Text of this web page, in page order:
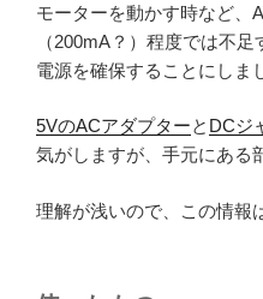
モーターを動かす時など、
（200mA？）程度では不
電源を確保することにしま
5VのACアダプターと DCジ
気がしますが、手元にある
理解が浅いので、この情報